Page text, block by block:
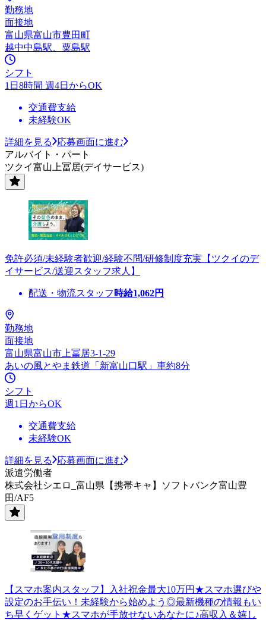
勤務地
面接地
富山県富山市豊田町
越中中島駅、粟島駅
シフト
1日8時間 週4日からOK
交通費支給
未経験OK
詳細を見る
応募画面に進む
アルバイト・パート
ツクイ富山上冨居(デイサービス)
免許必須/未経験者歓迎/経験不問/研修制度充実【ツクイのデ
イサービス/送迎スタッフ求人】
配送・物流スタッフ 時給1,062円
勤務地
面接地
富山県富山市上冨居3-1-29
あいの風とやま鉄道「新富山口駅」車約8分
シフト
週1日からOK
交通費支給
未経験OK
詳細を見る
応募画面に進む
派遣労働者
株式会社シエロ_富山県【携帯キャ】ソフトバンク富山豊
田/AF5
【スマホ案内スタッフ】入社祝金最大10万円★スマホ選びや
設定のお手伝い！未経験から始めよう◎最新機種の情報もい
ち早くゲット★スマホが手放せないあなたに♪高収入＆嬉し